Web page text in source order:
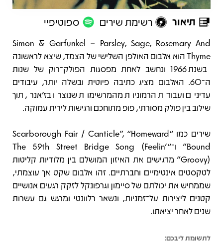
תיאור רשימת שירים ספוטיפיי
תיאור
Simon & Garfunkel – Parsley, Sage, Rosemary And
Thyme הוא אלבום האולפן השלישי של הצמד, שיצא לראשונה
בשנת 1966 ונחשב לאחת מפסגות הפולק־רוק של שנות
ה־60. האלבום מציג כתיבה פיוטית ובשלה יותר, עיבודים
עדינים ועבודת הרמוניות מהמרשימות שנוצרו בז’אנר, תוך
שילוב בין פולק מסורתי, פופ מתוחכם ורגישות לירית עמוקה.
שירים כמו “Scarborough Fair / Canticle”, “Homeward
Bound” ו־“The 59th Street Bridge Song (Feelin’
Groovy)” מדגישים את האיזון המושלם בין מלודיות קליטות
לטקסטים אינטימיים וחברתיים. זהו אלבום שקט אך עוצמתי,
שממחיש את יכולתם של סיימון וגרפונקל לזקק רגעים אנושיים
קטנים ליצירות על־זמניות, ונשאר רלוונטי ומרגש גם עשרות
שנים לאחר יציאתו.
לתשומת ליבכם: